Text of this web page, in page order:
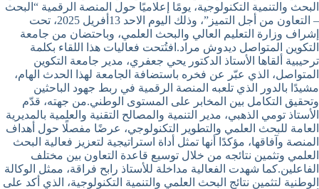
البحث والتنمية التكنولوجية، يومًا إعلاميًا حول المنصة الرقمية “البحث
– التعاون من أجل التميز”، وذلك اليوم الاحد 13أفريل 2025، تحت
إشراف وزارة التعليم العالي والبحث العلمي، وباحتضان من جامعة
التكوين المتواصل ديدوش مراد.افتُتحت فعاليات هذا اللقاء بكلمة
ترحيبية ألقاها الأستاذ الدكتور يحي جعفري، مدير جامعة التكوين
المتواصل، الذي عبّر عن فخره باستضافة الجامعة لهذا الحدث الهام،
مشيدًا بالدور الذي تلعبه المنصة الرقمية في ربط جهود الباحثين
وتحقيق التكامل بين المخابر على المستوى الوطني.من جهته، قدّم
الأستاذ تومي الذهبي، مدير التنمية والمصالح التقنية والعلمية بالمديرية
العامة للبحث العلمي والتطوير التكنولوجي، عرضًا مفصلًا حول أهداف
المنصة وآفاقها، مؤكدًا أنها تمثل أداة استراتيجية لتعزيز فعالية البحث
العلمي وتثمين نتائجه من خلال توسيع قاعدة التعاون بين مختلف
الفاعلين.كما شهدت الفعالية مداخلة للأستاذ رابح فراقة، ممثل الوكالة
الوطنية لتثمين نتائج البحث العلمي والتنمية التكنولوجية، الذي أكد على